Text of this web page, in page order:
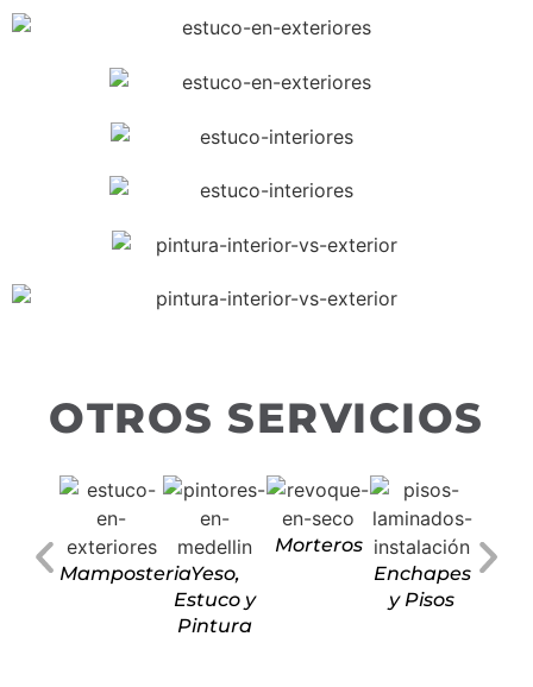
OTROS SERVICIOS
MamposteriaYeso,
Estuco y
Pintura
Morteros
Enchapes
y Pisos